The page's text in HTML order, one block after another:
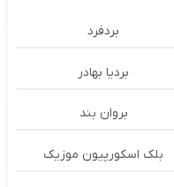
بردفرد
بردیا بهادر
بروان بند
بلک اسکورپیون موزیک